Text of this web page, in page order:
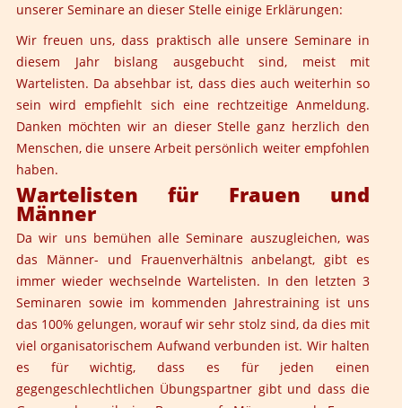
unserer Seminare an dieser Stelle einige Erklärungen:
Wir freuen uns, dass praktisch alle unsere Seminare in
diesem Jahr bislang ausgebucht sind, meist mit
Wartelisten. Da absehbar ist, dass dies auch weiterhin so
sein wird empfiehlt sich eine rechtzeitige Anmeldung.
Danken möchten wir an dieser Stelle ganz herzlich den
Menschen, die unsere Arbeit persönlich weiter empfohlen
haben.
Wartelisten für Frauen und
Männer
Da wir uns bemühen alle Seminare auszugleichen, was
das Männer- und Frauenverhältnis anbelangt, gibt es
immer wieder wechselnde Wartelisten. In den letzten 3
Seminaren sowie im kommenden Jahrestraining ist uns
das 100% gelungen, worauf wir sehr stolz sind, da dies mit
viel organisatorischem Aufwand verbunden ist. Wir halten
es für wichtig, dass es für jeden einen
gegengeschlechtlichen Übungspartner gibt und dass die